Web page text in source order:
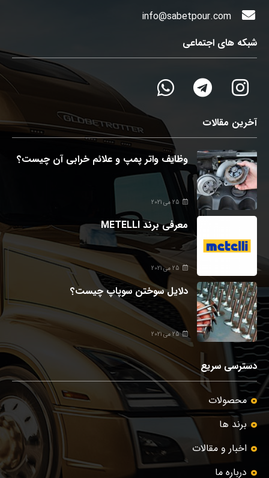
info@sabetpour.com
شبکه های اجتماعی
آخرین مقالات
وظایف واتر پمپ و علائم خرابی آن چیست؟
25 می 2021
معرفی برند METELLI
25 می 2021
دلایل سوختن سوپاپ چیست؟
25 می 2021
دسترسی سریع
محصولات
برند ها
اخبار و مقالات
درباره ما